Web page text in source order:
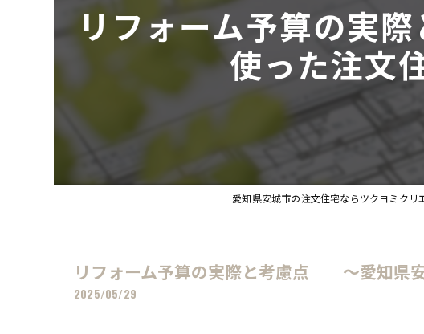
リフォーム予算の実
使った注文
愛知県安城市の注文住宅ならツクヨミクリ
リフォーム予算の実際と考慮点 ～愛知県安
2025/05/29